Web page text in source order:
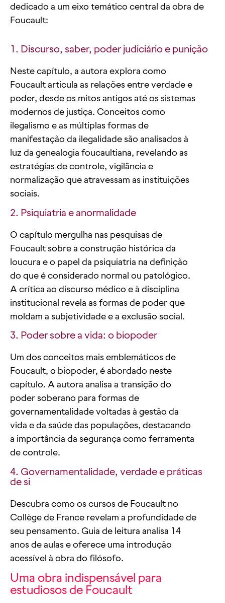
dedicado a um eixo temático central da obra de
Foucault:
1. Discurso, saber, poder judiciário e punição
Neste capítulo, a autora explora como
Foucault articula as relações entre verdade e
poder, desde os mitos antigos até os sistemas
modernos de justiça. Conceitos como
ilegalismo e as múltiplas formas de
manifestação da ilegalidade são analisados à
luz da genealogia foucaultiana, revelando as
estratégias de controle, vigilância e
normalização que atravessam as instituições
sociais.
2. Psiquiatria e anormalidade
O capítulo mergulha nas pesquisas de
Foucault sobre a construção histórica da
loucura e o papel da psiquiatria na definição
do que é considerado normal ou patológico.
A crítica ao discurso médico e à disciplina
institucional revela as formas de poder que
moldam a subjetividade e a exclusão social.
3. Poder sobre a vida: o biopoder
Um dos conceitos mais emblemáticos de
Foucault, o biopoder, é abordado neste
capítulo. A autora analisa a transição do
poder soberano para formas de
governamentalidade voltadas à gestão da
vida e da saúde das populações, destacando
a importância da segurança como ferramenta
de controle.
4. Governamentalidade, verdade e práticas
de si
Descubra como os cursos de Foucault no
Collège de France revelam a profundidade de
seu pensamento. Guia de leitura analisa 14
anos de aulas e oferece uma introdução
acessível à obra do filósofo.
Uma obra indispensável para
estudiosos de Foucault